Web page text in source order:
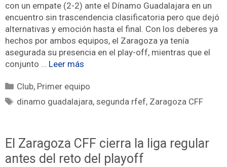
con un empate (2-2) ante el Dínamo Guadalajara en un
encuentro sin trascendencia clasificatoria pero que dejó
alternativas y emoción hasta el final. Con los deberes ya
hechos por ambos equipos, el Zaragoza ya tenía
asegurada su presencia en el play-off, mientras que el
conjunto … Leer más
Club, Primer equipo
dinamo guadalajara,segunda rfef, Zaragoza CFF
El Zaragoza CFF cierra la liga regular
antes del reto del playoff